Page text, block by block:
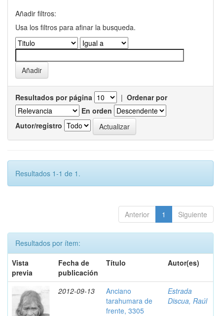
Añadir filtros:
Usa los filtros para afinar la busqueda.
Resultados por página | Ordenar por
En orden
Autor/registro
Resultados 1-1 de 1.
Anterior 1 Siguiente
Resultados por ítem:
Vista
previa
Fecha de
publicación
Título Autor(es)
2012-09-13
Anciano
tarahumara de
frente, 3305
Estrada
Discua, Raúl